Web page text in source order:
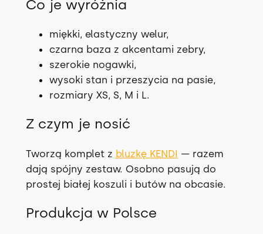
Co je wyróżnia
miękki, elastyczny welur,
czarna baza z akcentami zebry,
szerokie nogawki,
wysoki stan i przeszycia na pasie,
rozmiary XS, S, M i L.
Z czym je nosić
Tworzą komplet z bluzkę KENDI — razem
dają spójny zestaw. Osobno pasują do
prostej białej koszuli i butów na obcasie.
Produkcja w Polsce